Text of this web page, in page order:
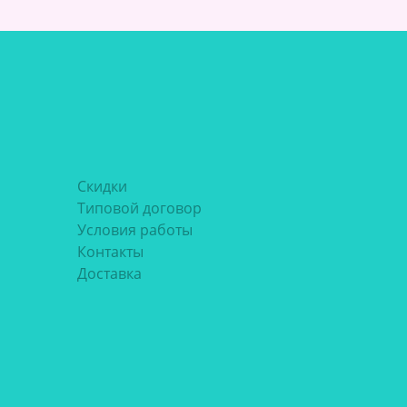
Скидки
Типовой договор
Условия работы
Контакты
Доставка